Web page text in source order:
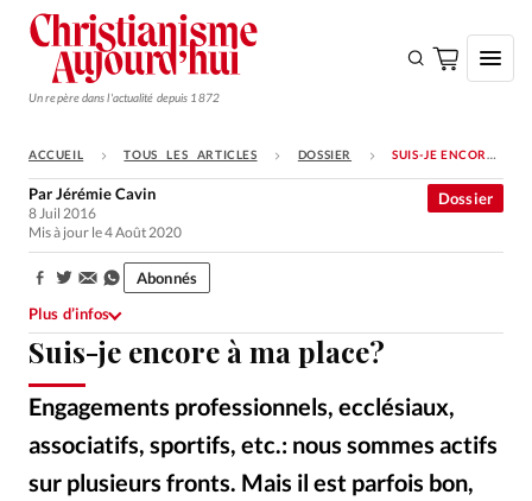
Un repère dans l'actualité depuis 1872
S'ABONNER
Monde
Opinions
Tous les articles
Faire un don
Se connecter
ACCUEIL TOUS LES ARTICLES DOSSIER SUIS-JE ENCORE À MA PLACE?
Suis-je encore à ma place?
Engagements professionnels, ecclésiaux,
associatifs, sportifs, etc.: nous sommes actifs
sur plusieurs fronts. Mais il est parfois bon,
Dossier
ParJérémie Cavin
8 Juil 2016
Mis à jour le 4 Août 2020
Partager:
Abonnés
Plus d’infos